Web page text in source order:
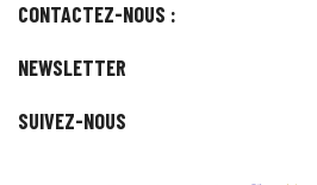
CONTACTEZ-NOUS :
NEWSLETTER
SUIVEZ-NOUS